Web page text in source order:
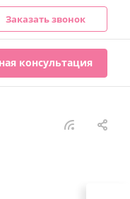
Заказать звонок
консультация